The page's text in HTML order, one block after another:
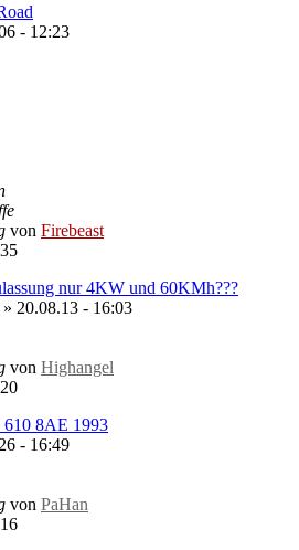
- 12:23
von Firebeast
nur 4KW und 60KMh???
» 20.08.13 - 16:03
von Highangel
8AE 1993
- 16:49
von PaHan